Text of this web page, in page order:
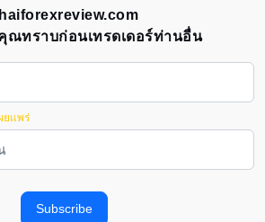
ณทราบก่อนเทรดเดอร์ท่านอื่น
ยแพร่
Subscribe